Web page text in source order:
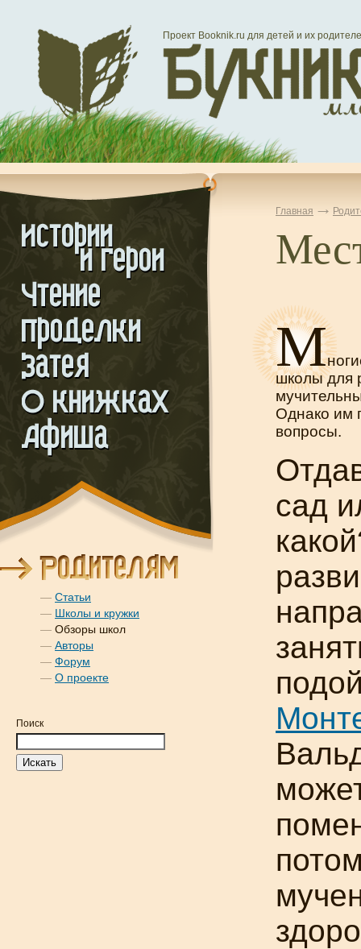
Проект Booknik.ru для детей и их
— Статьи
— Школы и кружки
— Обзоры школ
— Авторы
— Форум
— О проекте
Поиск
Главная
М
школы для
Однако им
вопросы.
сад